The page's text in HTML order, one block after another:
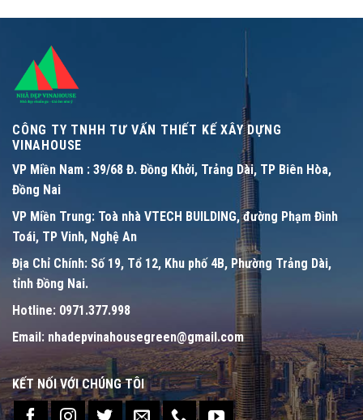
CÔNG TY TNHH TƯ VẤN THIẾT KẾ XÂY DỰNG
VINAHOUSE
VP Miền Nam : 39/68 Đ. Đồng Khởi, Trảng Dài, TP Biên Hòa,
Đồng Nai
VP Miền Trung: Toà nhà VTECH BUILDING, đường Phạm Đình
Toái, TP Vinh, Nghệ An
Địa Chỉ Chính: Số 19, Tổ 12, Khu phố 4B, Phường Trảng Dài,
tỉnh Đồng Nai.
Hotline: 0971.377.998
Email: nhadepvinahousegreen@gmail.com
KẾT NỐI VỚI CHÚNG TÔI